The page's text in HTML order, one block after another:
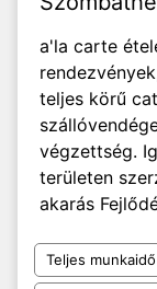
a'la carte
teljes körű
végzettség.
területen
akarás
Teljes